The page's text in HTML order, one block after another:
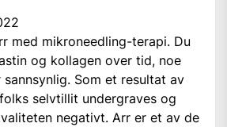
med mikroneedling-terapi. Du
og kollagen over tid, noe
Som et resultat av
selvtillit undergraves og
negativt. Arr er et av de